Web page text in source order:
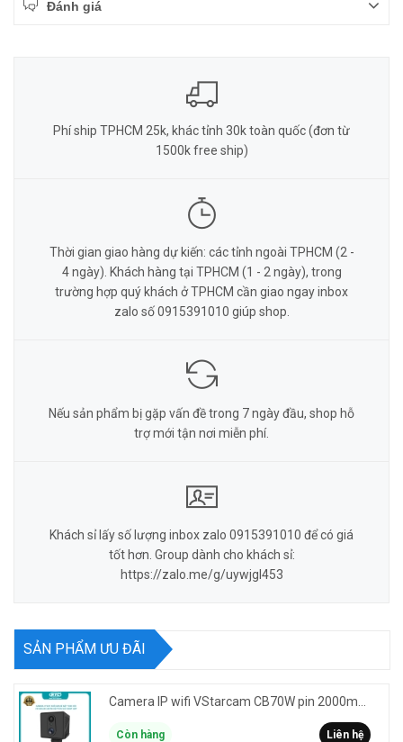
Đánh giá
Phí ship TPHCM 25k, khác tỉnh 30k toàn quốc (đơn từ
1500k free ship)
Thời gian giao hàng dự kiến: các tỉnh ngoài TPHCM (2 -
4 ngày). Khách hàng tại TPHCM (1 - 2 ngày), trong
trường hợp quý khách ở TPHCM cần giao ngay inbox
zalo số 0915391010 giúp shop.
Nếu sản phẩm bị gặp vấn đề trong 7 ngày đầu, shop hỗ
trợ mới tận nơi miễn phí.
Khách sỉ lấy số lượng inbox zalo 0915391010 để có giá
tốt hơn. Group dành cho khách sỉ:
https://zalo.me/g/uywjgl453
SẢN PHẨM ƯU ĐÃI
Còn hàng Liên hệ